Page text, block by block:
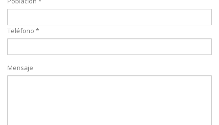
Teléfono *
Mensaje